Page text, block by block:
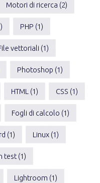
Motori di ricerca (2)
PHP (1)
vettoriali (1)
Photoshop (1)
HTML (1) CSS (1)
Fogli di calcolo (1)
(1) Linux (1)
test (1)
Lightroom (1)